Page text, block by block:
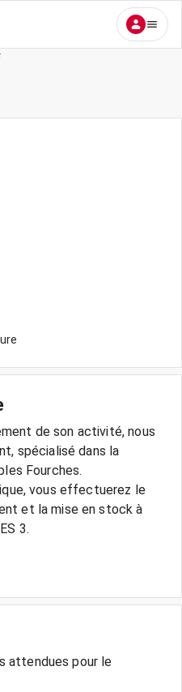
de son activité, nous
spécialisé dans la
Fourches.
vous effectuerez le
et la mise en stock à
3.
attendues pour le